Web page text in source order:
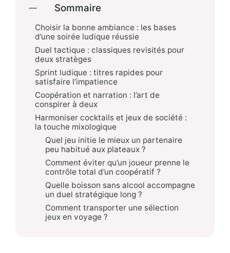
Sommaire
Choisir la bonne ambiance : les bases
d’une soirée ludique réussie
Duel tactique : classiques revisités pour
deux stratèges
Sprint ludique : titres rapides pour
satisfaire l’impatience
Coopération et narration : l’art de
conspirer à deux
Harmoniser cocktails et jeux de société :
la touche mixologique
Quel jeu initie le mieux un partenaire
peu habitué aux plateaux ?
Comment éviter qu’un joueur prenne le
contrôle total d’un coopératif ?
Quelle boisson sans alcool accompagne
un duel stratégique long ?
Comment transporter une sélection
jeux en voyage ?